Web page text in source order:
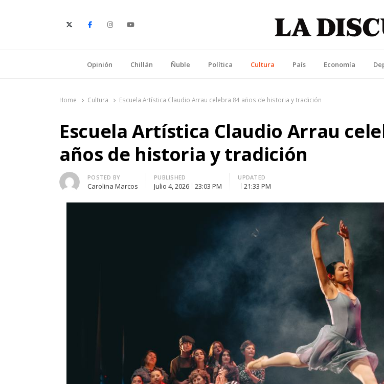
Opinión Chillán Ñuble Política Cultura País Economía
Home Cultura Escuela Artística Claudio Arrau celebra 84 años de historia y tradición
Escuela Artística Claudio Arrau
años de historia y tradición
Author
POSTED BY
Carolina Marcos
PUBLISHED
Julio 4, 2026 23:03 PM
UPDATED
21:33 PM